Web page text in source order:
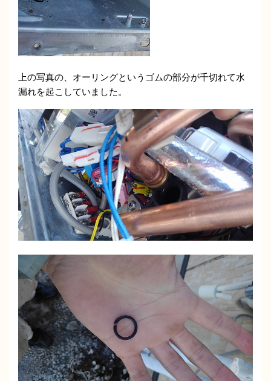
上の写真の、オーリングというゴムの部分が千切れて水
漏れを起こしていました。